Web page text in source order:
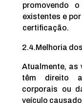
promovendo
existentes e
certificação.
2.4.Melhoria
Atualmente, as
têm direito
corporais ou
veículo